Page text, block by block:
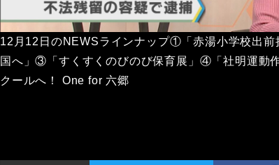
12月12日のNEWSラインナップ①「赤湯小学校出
国へ」③「すくすくのびのび保育展」④「社明運動
クールへ！ One for 六郷